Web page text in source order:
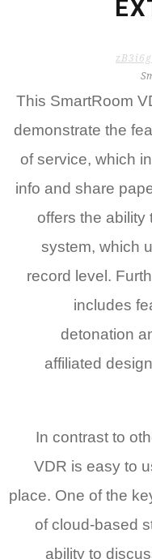
This SmartRoom
demonstrate the
of service, which
info and share
offers the ability
system, which
record level.
includes
detonation
affiliated
In contrast to
VDR is easy to
place. One of the
of cloud-based
ability to